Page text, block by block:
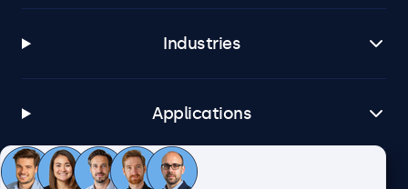
Industries
Applications
Service client